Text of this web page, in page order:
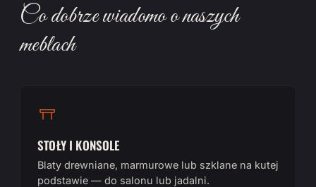
Co dobrze wiadomo o naszych
meblach
STOŁY I KONSOLE
Blaty drewniane, marmurowe lub szklane na kutej
podstawie — do salonu lub jadalni.